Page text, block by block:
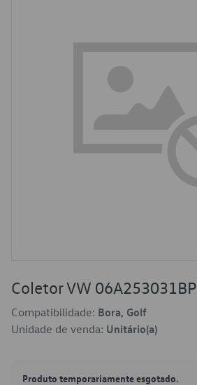
Coletor VW 06A253031BP
Compatibilidade: Bora, Golf
Unidade de venda: Unitário(a)
Produto temporariamente esgotado.